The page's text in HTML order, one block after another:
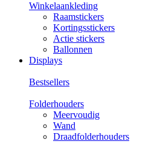
Winkelaankleding
Raamstickers
Kortingsstickers
Actie stickers
Ballonnen
Displays
Bestsellers
Folderhouders
Meervoudig
Wand
Draadfolderhouders